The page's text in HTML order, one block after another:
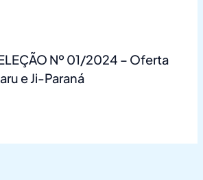
Nº 01/2024 – Oferta
e Ji-Paraná